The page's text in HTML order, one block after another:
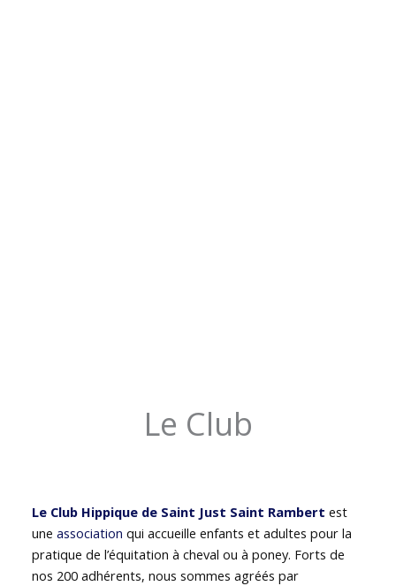
Le Club
Le Club Hippique de Saint Just Saint Rambert est
uneassociation qui accueille enfants et adultes pour la
pratique de l’équitation à cheval ou à poney. Forts de
nos 200 adhérents, nous sommes agréés par